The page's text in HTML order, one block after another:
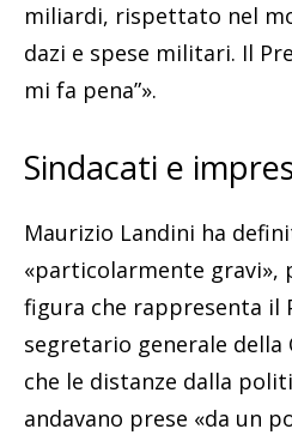
miliardi, rispettato nel
dazi e spese militari. Il
mi fa pena”».
Sindacati e
Maurizio Landini ha
«particolarmente gravi»,
figura che rappresenta il
segretario generale
che le distanze dalla
andavano prese «da un